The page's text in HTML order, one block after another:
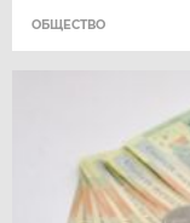
ОБЩЕСТВО